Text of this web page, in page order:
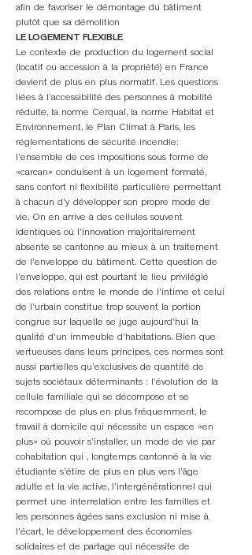
afin de favoriser le démontage du bâtiment
plutôt que sa démolition
LE LOGEMENT FLEXIBLE
Le contexte de production du logement social
(locatif ou accession à la propriété) en France
devient de plus en plus normatif. Les questions
liées à l’accessibilité des personnes à mobilité
réduite, la norme Cerqual, la norme Habitat et
Environnement, le Plan Climat à Paris, les
réglementations de sécurité incendie:
l’ensemble de ces impositions sous forme de
«carcan» conduisent à un logement formaté,
sans confort ni flexibilité particulière permettant
à chacun d’y développer son propre mode de
vie. On en arrive à des cellules souvent
identiques où l’innovation majoritairement
absente se cantonne au mieux à un traitement
de l’enveloppe du bâtiment. Cette question de
l’enveloppe, qui est pourtant le lieu privilégié
des relations entre le monde de l’intime et celui
de l’urbain constitue trop souvent la portion
congrue sur laquelle se juge aujourd’hui la
qualité d’un immeuble d’habitations. Bien que
vertueuses dans leurs principes, ces normes sont
aussi partielles qu’exclusives de quantité de
sujets sociétaux déterminants : l’évolution de la
cellule familiale qui se décompose et se
recompose de plus en plus fréquemment, le
travail à domicile qui nécessite un espace «en
plus» où pouvoir s’installer, un mode de vie par
cohabitation qui , longtemps cantonné à la vie
étudiante s’étire de plus en plus vers l’âge
adulte et la vie active, l’intergénérationnel qui
permet une interrelation entre les familles et
les personnes âgées sans exclusion ni mise à
l’écart, le développement des économies
solidaires et de partage qui nécessite de